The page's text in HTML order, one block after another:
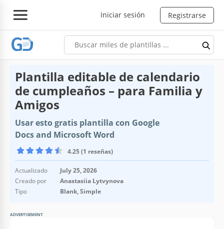
Iniciar sesión Registrarse
Plantilla editable de calendario
de cumpleaños – para Familia y
Amigos
Usar esto gratis plantilla con Google
Docs and Microsoft Word
4.25 (1 reseñas)
Actualizado
July 25, 2026
Creado por
Anastasiia Lytvynova
Tipo
Blank, Simple
ADVERTISEMENT